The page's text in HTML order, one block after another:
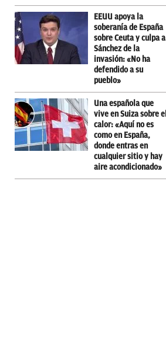
EEUU apoya la
soberanía de España
sobre Ceuta y culpa a
Sánchez de la
invasión: «No ha
defendido a su
pueblo»
Una española que
vive en Suiza sobre el
calor: «Aquí no es
como en España,
donde entras en
cualquier sitio y hay
aire acondicionado»